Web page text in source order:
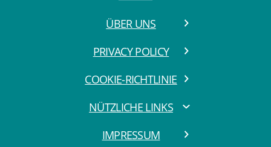
ÜBER UNS
PRIVACY POLICY
COOKIE-RICHTLINIE
NÜTZLICHE LINKS
IMPRESSUM